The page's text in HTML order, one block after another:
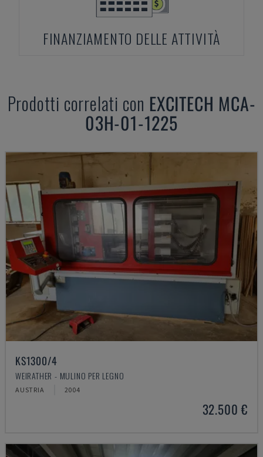
FINANZIAMENTO DELLE ATTIVITÀ
Prodotti correlati con EXCITECH MCA-
03H-01-1225
KS1300/4
WEIRATHER - MULINO PER LEGNO
AUSTRIA 2004
32.500 €